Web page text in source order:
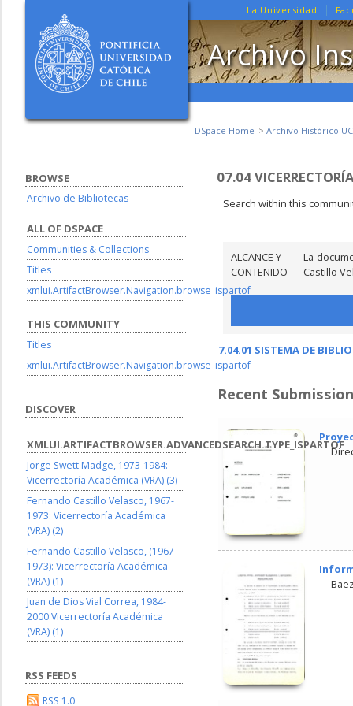
La Universidad
Archivo
DSpace Home Archivo Histórico UC
07.04
Search within this
ALCANCE Y
CONTENIDO
La
Castillo
7.04.01 SISTEMA DE
Recent
BROWSE
Archivo de Bibliotecas
ALL OF DSPACE
Communities & Collections
Titles
xmlui.ArtifactBrowser.Navigation.browse_ispartof
THIS COMMUNITY
Titles
xmlui.ArtifactBrowser.Navigation.browse_ispartof
DISCOVER
XMLUI.ARTIFACTBROWSER.ADVANCEDSEARCH.TYPE_ISPARTOF
Jorge Swett Madge, 1973-1984:
Vicerrectoría Académica (VRA) (3)
Fernando Castillo Velasco, 1967-
1973: Vicerrectoría Académica
(VRA) (2)
Fernando Castillo Velasco, (1967-
1973): Vicerrectoría Académica
(VRA) (1)
Juan de Dios Vial Correa, 1984-
2000:Vicerrectoría Académica
(VRA) (1)
RSS FEEDS
RSS 1.0